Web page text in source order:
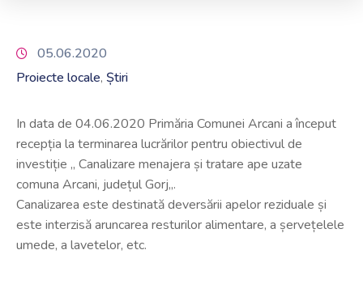
05.06.2020
Proiecte locale‚ Știri
In data de 04.06.2020 Primăria Comunei Arcani a început
recepția la terminarea lucrărilor pentru obiectivul de
investiție ,, Canalizare menajera și tratare ape uzate
comuna Arcani, județul Gorj,,.
Canalizarea este destinată deversării apelor reziduale și
este interzisă aruncarea resturilor alimentare, a șervețelele
umede, a lavetelor, etc.